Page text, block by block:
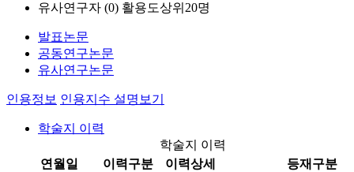
유사연구자 (0) 활용도상위20명
발표논문
공동연구논문
유사연구논문
인용정보 인용지수 설명보기
학술지 이력
학술지 이력
연월일
이력구분 이력상세 등재구분